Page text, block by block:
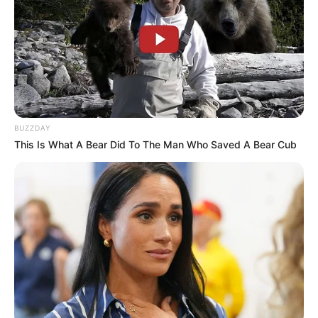
ΤΑ ΠΙΟ ΔΗΜΟΦΙΛΗ
BUZZDAY
This Is What A Bear Did To The Man Who Saved A Bear Cub